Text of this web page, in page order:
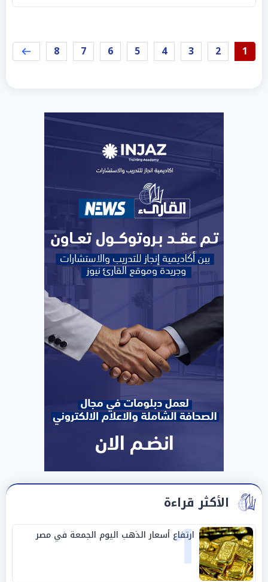
1
2
3
4
5
6
7
8
الأكثر قراءة
1
ارتفاع أسعار الذهب اليوم الجمعة في مصر